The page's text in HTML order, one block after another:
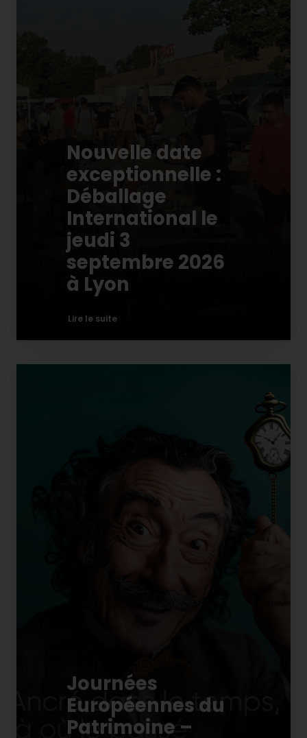
Nouvelle date
exceptionnelle :
Déballage
International le
jeudi 3
septembre 2026
à Lyon
Lire le suite
Journées
Européennes du
Patrimoine –